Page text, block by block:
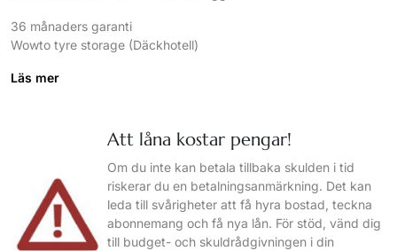
36 månaders garanti
Wowto tyre storage (Däckhotell)
Läs mer
Att låna kostar pengar!
Om du inte kan betala tillbaka skulden i tid
riskerar du en betalningsanmärkning. Det kan
leda till svårigheter att få hyra bostad, teckna
abonnemang och få nya lån. För stöd, vänd dig
till budget- och skuldrådgivningen i din